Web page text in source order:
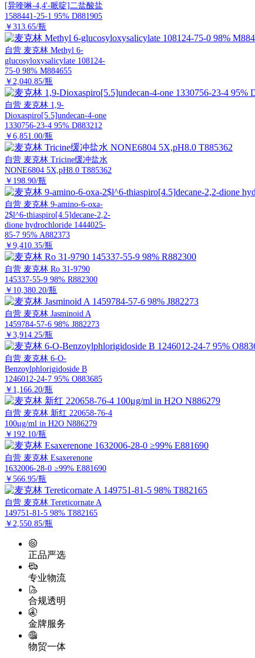
[异喹啉-4,4'-哌啶]二盐酸盐
1588441-25-1 95% D881905
￥313.65/瓶
自营 麦克林 Methyl 6-
glucosyloxysalicylate 108124-
75-0 98% M884655
￥2,040.85/瓶
自营 麦克林 1,9-
Dioxaspiro[5.5]undecan-4-one
1330756-23-4 95% D883212
￥6,851.00/瓶
自营 麦克林 Tricine缓冲盐水
NONE6804 5X,pH8.0 T885362
￥198.90/瓶
自营 麦克林 9-amino-6-oxa-
2$l^6-thiaspiro[4.5]decane-2,2-
dione hydrochloride 1444025-
85-7 95% A882373
￥9,410.35/瓶
自营 麦克林 Ro 31-9790
145337-55-9 98% R882300
￥10,380.20/瓶
自营 麦克林 Jasminoid A
1459784-57-6 98% J882273
￥3,914.25/瓶
自营 麦克林 6-O-
Benzoylphlorigidoside B
1246012-24-7 95% O883685
￥1,166.20/瓶
自营 麦克林 新红 220658-76-4
100μg/ml in H2O N886279
￥192.10/瓶
自营 麦克林 Esaxerenone
1632006-28-0 ≥99% E881690
￥566.95/瓶
自营 麦克林 Tereticornate A
149751-81-5 98% T882165
￥2,550.85/瓶
正品严选
专业物流
合规透明
金牌服务
物贸一体